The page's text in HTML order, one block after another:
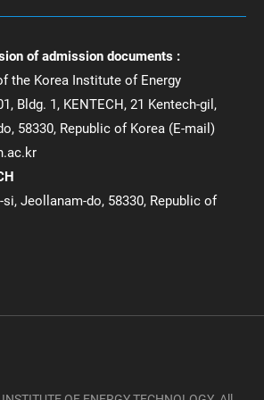
of admission documents :
the Korea Institute of Energy
Bldg. 1, KENTECH, 21 Kentech-gil,
58330, Republic of Korea (E-mail)
Jeollanam-do, 58330, Republic of